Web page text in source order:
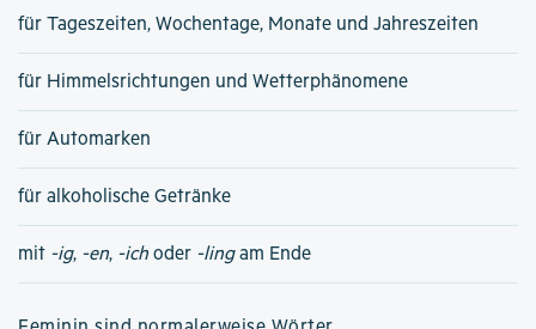
für Tageszeiten, Wochentage, Monate und Jahreszeiten
für Himmelsrichtungen und Wetterphänomene
für Automarken
für alkoholische Getränke
mit -ig, -en, -ich oder -lingam Ende